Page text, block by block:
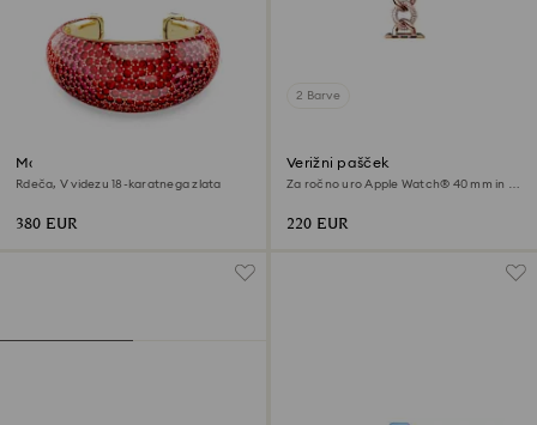
Manšeta Idyllia
Rdeča, V videzu 18-karatnega zlata
380 EUR
2 Barve
Verižni pašček
Za ročno uro Apple Watch® 40 mm in 41
220 EUR